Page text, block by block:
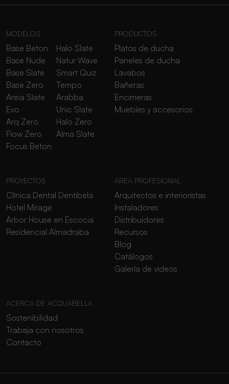
MODELOS
Base Beton
Base Nude
Base Slate
Base Zero
Areia Slate
Evo
Arq Zero
Flow Zero
Focus Beton
Halo Slate
Natur Wave
Smart Quiz
Tempo
Arabba
Unic Slate
Halo Zero
Alma Slate
PRODUCTOS
Platos de ducha
Paneles de ducha
Lavabos
Bañeras
Encimeras
Muebles y accesorios
PROYECTOS
Clínica Dental Dentibela
Hotel Mirage
Arbor House en Escocia
Residencial Almadraba
ÁREA PROFESIONAL
Arquitectos e interioristas
Instaladores
Distribuidores
Recursos
Blog
Catálogos
Galería de vídeos
ACERCA DE ACQUABELLA
Sostenibilidad
Trabaja con nosotros
Contacto